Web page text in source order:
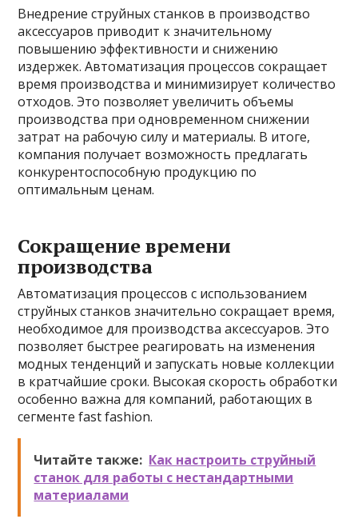
Внедрение струйных станков в производство
аксессуаров приводит к значительному
повышению эффективности и снижению
издержек. Автоматизация процессов сокращает
время производства и минимизирует количество
отходов. Это позволяет увеличить объемы
производства при одновременном снижении
затрат на рабочую силу и материалы. В итоге,
компания получает возможность предлагать
конкурентоспособную продукцию по
оптимальным ценам.
Сокращение времени
производства
Автоматизация процессов с использованием
струйных станков значительно сокращает время,
необходимое для производства аксессуаров. Это
позволяет быстрее реагировать на изменения
модных тенденций и запускать новые коллекции
в кратчайшие сроки. Высокая скорость обработки
особенно важна для компаний, работающих в
сегменте fast fashion.
Читайте также: Как настроить струйный
станок для работы с нестандартными
материалами